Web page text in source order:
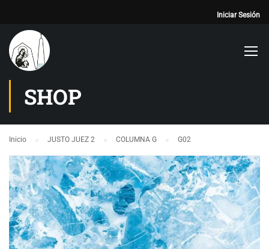
Iniciar Sesión
SHOP
Inicio JUSTO JUEZ 2 COLUMNA G G02